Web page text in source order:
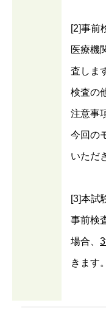
[2]事前
医療機
査しま
検査の
注意事
今回の
いただ
[3]本試
事前検
場合、
きます。